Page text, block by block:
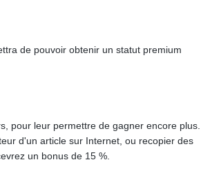
de pouvoir obtenir un statut premium
pour leur permettre de gagner encore plus.
d'un article sur Internet, ou recopier des
un bonus de 15 %.